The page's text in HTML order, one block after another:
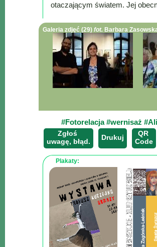
Rozrywka
Regulamin
otaczającym światem. Jej
Galeria zdjęć (29) fot. Barbara
#Fotorelacja#wernisaż
Zgłoś
uwagę, błąd.
Drukuj
QR
Code
Plakaty: